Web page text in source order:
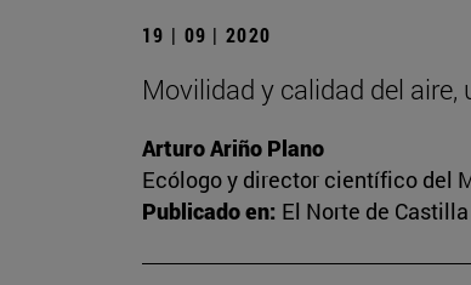
19 | 09 | 2020
Movilidad y calidad del aire,
Arturo Ariño Plano
Ecólogo y director científico del
Publicado en: El Norte de Castilla